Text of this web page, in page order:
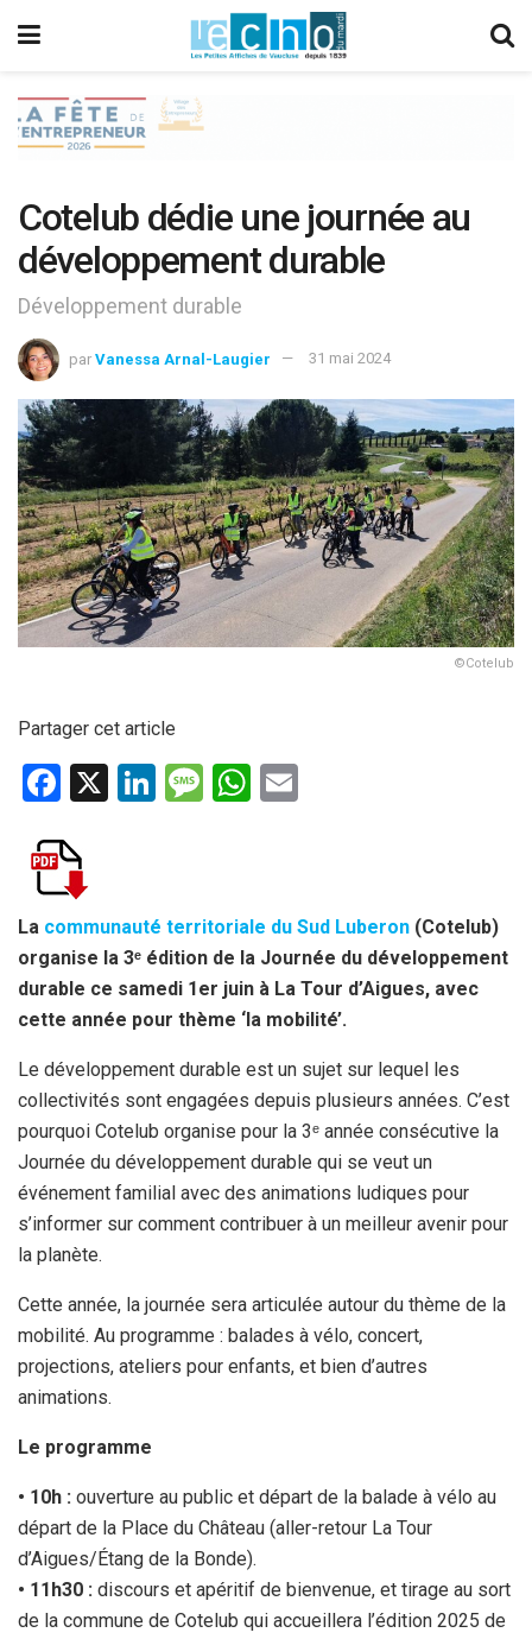
Cotelub dédie une journée au
développement durable
Développement durable
par Vanessa Arnal-Laugier 31 mai 2024
©Cotelub
Partager cet article
F
ce
b
o
o
k
X
Li
n
M
g
e
W
A
p
p
La communauté territoriale du Sud Luberon (Cotelub)
organise la 3ᵉ édition de la Journée du développement
durable ce samedi 1er juin à La Tour d’Aigues, avec
cette année pour thème ‘la mobilité’.
Le développement durable est un sujet sur lequel les
collectivités sont engagées depuis plusieurs années. C’est
pourquoi Cotelub organise pour la 3ᵉ année consécutive la
Journée du développement durable qui se veut un
événement familial avec des animations ludiques pour
s’informer sur comment contribuer à un meilleur avenir pour
la planète.
Cette année, la journée sera articulée autour du thème de la
mobilité. Au programme : balades à vélo, concert,
projections, ateliers pour enfants, et bien d’autres
animations.
Le programme
• 10h : ouverture au public et départ de la balade à vélo au
départ de la Place du Château (aller-retour La Tour
d’Aigues/Étang de la Bonde).
• 11h30 : discours et apéritif de bienvenue, et tirage au sort
de la commune de Cotelub qui accueillera l’édition 2025 de